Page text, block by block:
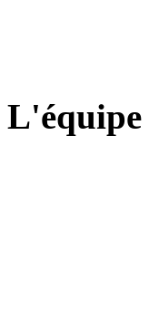
L'équipe